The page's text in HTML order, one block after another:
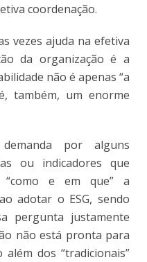
coordenação.
vezes ajuda na efetiva
da organização é a
não é apenas “a
também, um enorme
por alguns
ou indicadores que
“como e em que” a
adotar o ESG, sendo
pergunta justamente
não está pronta para
dos “tradicionais”